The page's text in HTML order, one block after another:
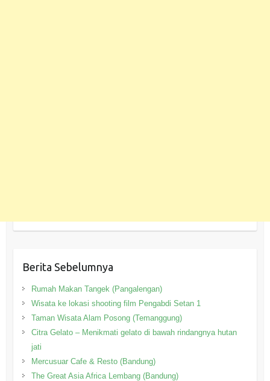
Berita Sebelumnya
Rumah Makan Tangek (Pangalengan)
Wisata ke lokasi shooting film Pengabdi Setan 1
Taman Wisata Alam Posong (Temanggung)
Citra Gelato – Menikmati gelato di bawah rindangnya hutan
jati
Mercusuar Cafe & Resto (Bandung)
The Great Asia Africa Lembang (Bandung)